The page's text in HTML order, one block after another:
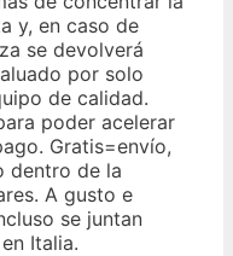
y, en caso de
se devolverá
por solo
de calidad.
poder acelerar
Gratis=envío,
dentro de la
A gusto e
se juntan
Italia.